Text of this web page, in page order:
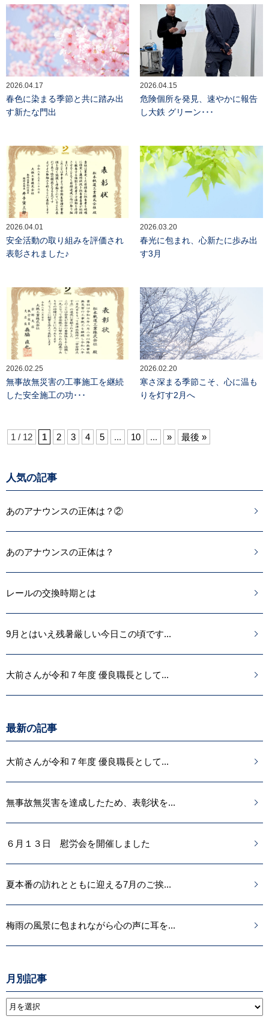
2026.04.17
春色に染まる季節と共に踏み出
す新たな門出
2026.04.15
危険個所を発見、速やかに報告
し大鉄 グリーン･･･
2026.04.01
安全活動の取り組みを評価され
表彰されました♪
2026.03.20
春光に包まれ、心新たに歩み出
す3月
2026.02.25
無事故無災害の工事施工を継続
した安全施工の功･･･
2026.02.20
寒さ深まる季節こそ、心に温も
りを灯す2月へ
1 / 12 1 2 3 4 5 ... 10 ... » 最後 »
人気の記事
あのアナウンスの正体は？②
あのアナウンスの正体は？
レールの交換時期とは
9月とはいえ残暑厳しい今日この頃です...
大前さんが令和７年度 優良職長として...
最新の記事
大前さんが令和７年度 優良職長として...
無事故無災害を達成したため、表彰状を...
６月１３日 慰労会を開催しました
夏本番の訪れとともに迎える7月のご挨...
梅雨の風景に包まれながら心の声に耳を...
月別記事